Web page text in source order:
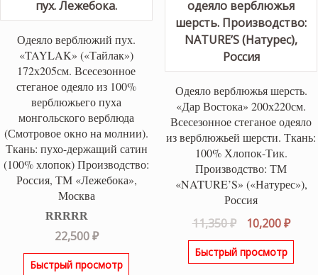
Одеяло верблюжий пух.
«TAYLAK» («Тайлак»)
172х205см. Всесезонное
стеганое одеяло из 100%
верблюжьего пуха
монгольского верблюда
(Смотровое окно на молнии).
Ткань: пухо-держащий сатин
(100% хлопок) Производство:
Россия, ТМ «Лежебока»,
Москва
Оценка5.00
из 5
22,500₽
Быстрый просмотр
Одеяло верблюжья шерсть.
«Дар Востока» 200х220см.
Всесезонное стеганое одеяло
из верблюжьей шерсти. Ткань:
100% Хлопок-Тик.
Производство: ТМ
«NATURE’S» («Натурес»),
Россия
11,350₽
цена
составляла
10,200₽
Быстрый просмотр